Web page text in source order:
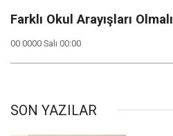
Farklı Okul Arayışları Olmalı
00 0000 Salı 00:00
SON YAZILAR